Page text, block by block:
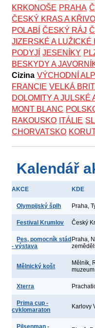
KRKONOŠE PRAHA
ČESKÝ KRAS A
POLABÍ
ČESKÝ RÁJ
JIZERSKÉ A LUŽICKÉ
PODYJÍ
JESENÍKY
BESKYDY A
Cizina VÝCHODNÍ
FRANCIE VELKÁ
DOLOMITY A JULSKÉ
MONT BLANC
RAKOUSKO ITÁLIE
CHORVATSKO
Kalendář
AKCE KDE
Olympijský šplh Praha,
Festival Krumlov Český
Pes, pomocník stád
- výstava
Praha,
Mělnický košt
Mělník,
muzeum
Xterra
Prima cup -
cyklomaraton
Karlovy
Pilsenman -